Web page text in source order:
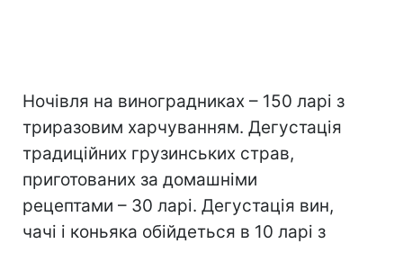
Ночівля на виноградниках – 150 ларі з
триразовим харчуванням. Дегустація
традиційних грузинських страв,
приготованих за домашніми
рецептами – 30 ларі. Дегустація вин,
чачі і коньяка обійдеться в 10 ларі з